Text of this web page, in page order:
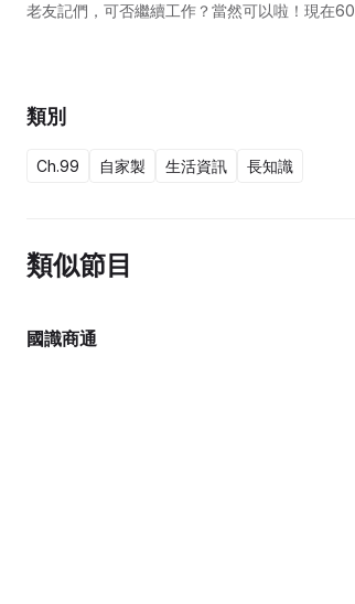
老友記們，可否繼續工作？當然可以啦！現在
類別
Ch.99 自家製 生活資訊 長知識
類似節目
國識商通